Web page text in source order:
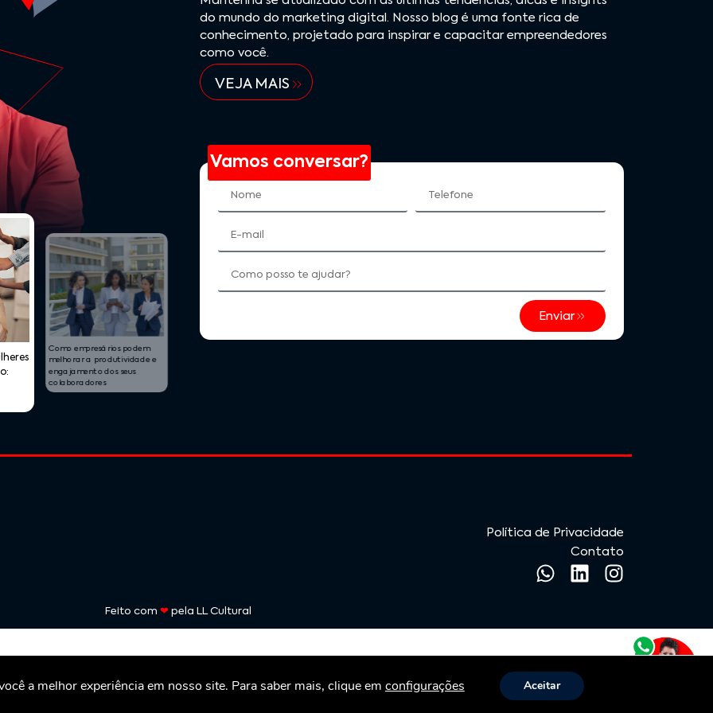
Como empresários podem
melhorar a produtividade e
engajamento dos seus
colaboradores
do mundo do marketing digital. Nosso blog é uma fonte rica de
conhecimento, projetado para inspirar e capacitar empreendedores
como você.
VEJA MAIS
Vamos conversar?
Enviar
Política de Privacidade
Contato
Feito com ❤ pela LL Cultural
a melhor experiência em nosso site. Para saber mais, clique em configurações Aceitar